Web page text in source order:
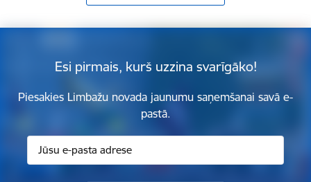
Esi pirmais, kurš uzzina svarīgāko!
Piesakies Limbažu novada jaunumu saņemšanai savā e-
pastā.